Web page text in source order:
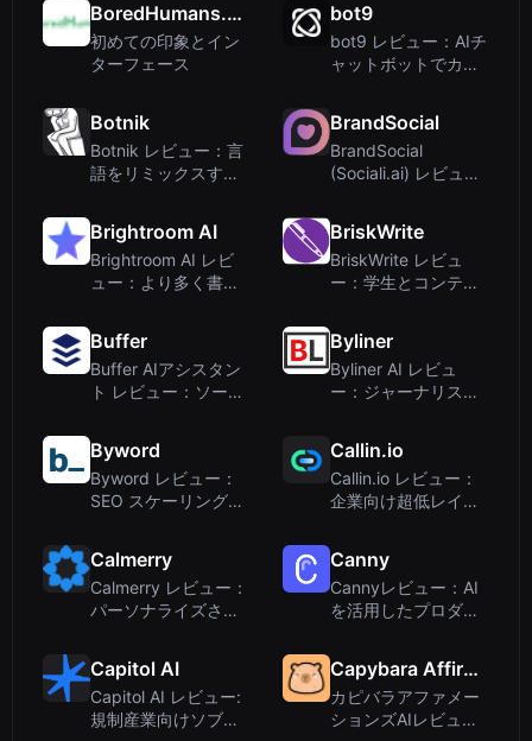
同執筆ツール
BoredHumans.com
初めての印象とイン
ターフェース
bot9
bot9 レビュー：AIチ
ャットボットでカス
Botnik
Botnik レビュー：言
語をリミックスする
BrandSocial
BrandSocial
(Sociali.ai) レビュー:
メディアマネージャ
ー
Brightroom AI
Brightroom AI レビ
ュー：より多く書か
めのAIライティング
ツール
BriskWrite
BriskWrite レビュ
ー：学生とコンテン
Buffer
Buffer AIアシスタン
ト レビュー：ソーシ
ーリングの融合
Byliner
Byliner AI レビュ
ー：ジャーナリスト
ター
Byword
Byword レビュー：
SEO スケーリングの
直な評価
Callin.io
Callin.io レビュー：
企業向け超低レイテ
ト
Calmerry
Calmerry レビュー：
パーソナライズされ
ラインセラピープラ
ットフォーム
Canny
Cannyレビュー：AI
を活用したプロダク
Capitol AI
Capitol AI レビュー:
規制産業向けソブリ
Capybara Affirmations AI
カピバラアファメー
ションズAIレビュ